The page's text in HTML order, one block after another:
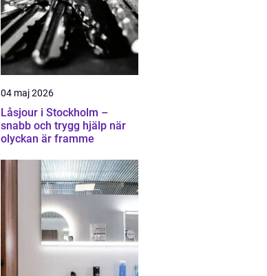
04 maj 2026
Låsjour i Stockholm –
snabb och trygg hjälp när
olyckan är framme